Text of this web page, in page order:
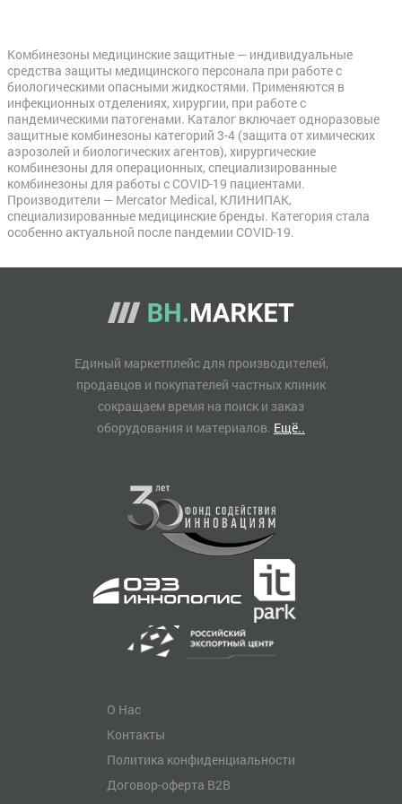
Комбинезоны медицинские защитные — индивидуальные
средства защиты медицинского персонала при работе с
биологическими опасными жидкостями. Применяются в
инфекционных отделениях, хирургии, при работе с
пандемическими патогенами. Каталог включает одноразовые
защитные комбинезоны категорий 3-4 (защита от химических
аэрозолей и биологических агентов), хирургические
комбинезоны для операционных, специализированные
комбинезоны для работы с COVID-19 пациентами.
Производители — Mercator Medical, КЛИНИПАК,
специализированные медицинские бренды. Категория стала
особенно актуальной после пандемии COVID-19.
Единый маркетплейс для производителей,
продавцов и покупателей частных клиник
сокращаем время на поиск и заказ
оборудования и материалов. Ещё..
О Нас
Контакты
Политика конфиденциальности
Договор-оферта B2B